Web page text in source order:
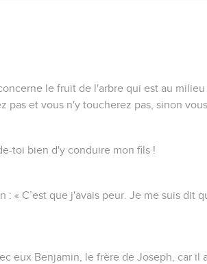
le fruit de l'arbre qui est au
pas et vous n'y toucherez pas, sinon
toi bien d'y conduire mon fils !
: « C’est que j'avais peur. Je me suis dit
eux Benjamin, le frère de Joseph, car il